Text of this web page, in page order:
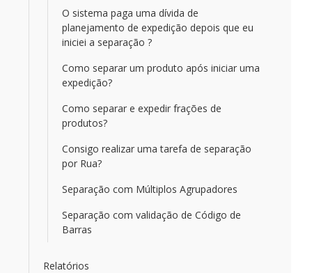
O sistema paga uma dívida de
planejamento de expedição depois que eu
iniciei a separação ?
Como separar um produto após iniciar uma
expedição?
Como separar e expedir frações de
produtos?
Consigo realizar uma tarefa de separação
por Rua?
Separação com Múltiplos Agrupadores
Separação com validação de Código de
Barras
Relatórios